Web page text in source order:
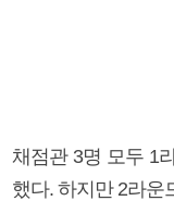
채점관 3명 모두 1
했다. 하지만 2라운